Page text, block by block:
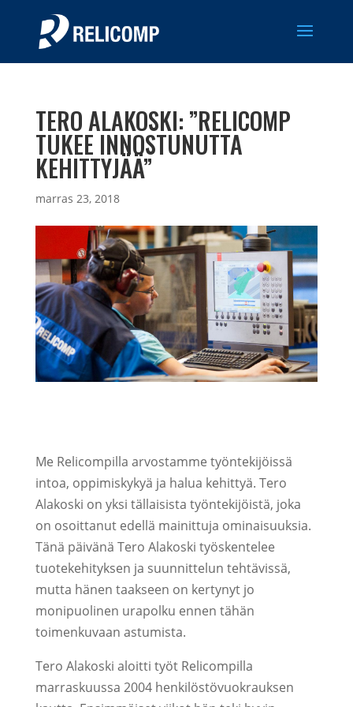
TERO ALAKOSKI: ”RELICOMP
TUKEE INNOSTUNUTTA
KEHITTYJÄÄ”
marras 23, 2018
Me Relicompilla arvostamme työntekijöissä
intoa, oppimiskykyä ja halua kehittyä. Tero
Alakoski on yksi tällaisista työntekijöistä, joka
on osoittanut edellä mainittuja ominaisuuksia.
Tänä päivänä Tero Alakoski työskentelee
tuotekehityksen ja suunnittelun tehtävissä,
mutta hänen taakseen on kertynyt jo
monipuolinen urapolku ennen tähän
toimenkuvaan astumista.
Tero Alakoski aloitti työt Relicompilla
marraskuussa 2004 henkilöstövuokrauksen